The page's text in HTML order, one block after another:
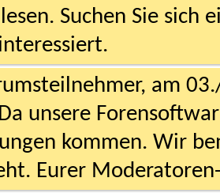
Suchen Sie sich
am
unsere
kommen. Wir
Eurer